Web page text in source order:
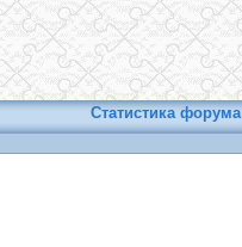
Статистика форума